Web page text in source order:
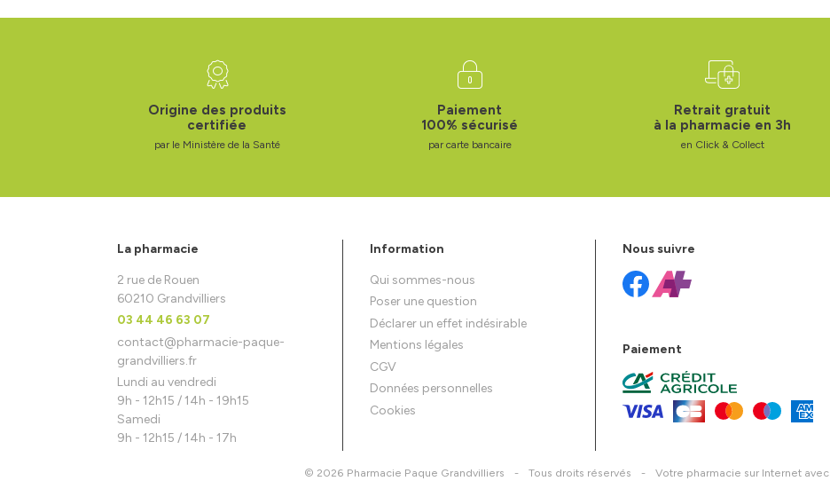
Origine des produits
certifiée
par le Ministère de la Santé
Paiement
100% sécurisé
par carte bancaire
Retrait gratuit
à la pharmacie en 3h
en Click & Collect
La pharmacie
2 rue de Rouen
60210 Grandvilliers
03 44 46 63 07
contact@pharmacie-paque-
grandvilliers.fr
Lundi au vendredi
9h - 12h15 / 14h - 19h15
Samedi
9h - 12h15 / 14h - 17h
Information
Qui sommes-nous
Poser une question
Déclarer un effet indésirable
Mentions légales
CGV
Données personnelles
Cookies
Nous suivre
Paiement
© 2026 Pharmacie Paque Grandvilliers - Tous droits réservés - Votre pharmacie sur Internet avec